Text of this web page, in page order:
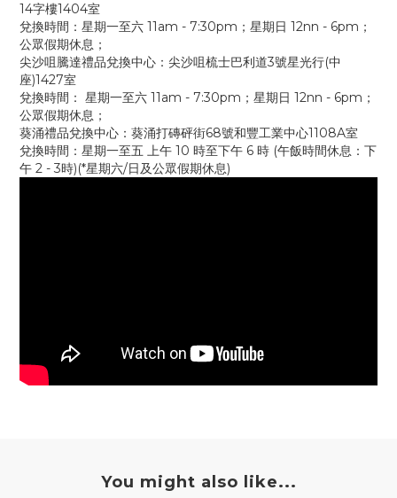
14字樓1404室
兌換時間：星期一至六 11am - 7:30pm；星期日 12nn - 6pm；
公眾假期休息；
尖沙咀騰達禮品兌換中心：尖沙咀梳士巴利道3號星光行(中
座)1427室
兌換時間： 星期一至六 11am - 7:30pm；星期日 12nn - 6pm；
公眾假期休息；
葵涌禮品兌換中心：葵涌打磚砰街68號和豐工業中心1108A室
兌換時間：星期一至五 上午 10 時至下午 6 時 (午飯時間休息：下
午 2 - 3時)(*星期六/日及公眾假期休息)
You might also like...